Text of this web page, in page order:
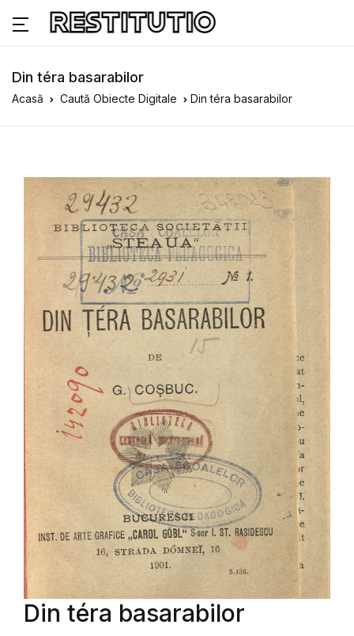
Din téra basarabilor
Acasă Caută Obiecte Digitale Din téra basarabilor
Din téra basarabilor